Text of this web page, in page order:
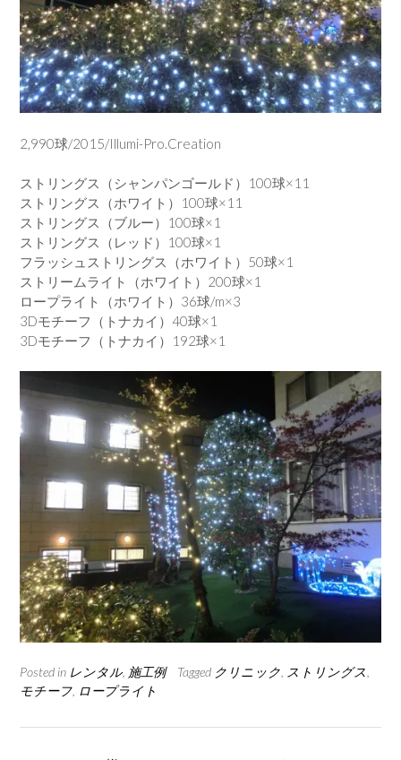
2,990球/2015/Illumi-Pro.Creation
ストリングス（シャンパンゴールド）100球×11
ストリングス（ホワイト）100球×11
ストリングス（ブルー）100球×1
ストリングス（レッド）100球×1
フラッシュストリングス（ホワイト）50球×1
ストリームライト（ホワイト）200球×1
ロープライト（ホワイト）36球/m×3
3Dモチーフ（トナカイ）40球×1
3Dモチーフ（トナカイ）192球×1
Posted in レンタル, 施工例 Tagged クリニック ストリングス
モチーフ ロープライト